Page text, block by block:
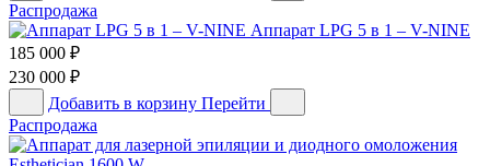
Распродажа
Аппарат LPG 5 в 1 – V-NINE
185 000 ₽
230 000 ₽
Добавить в корзину Перейти
Распродажа